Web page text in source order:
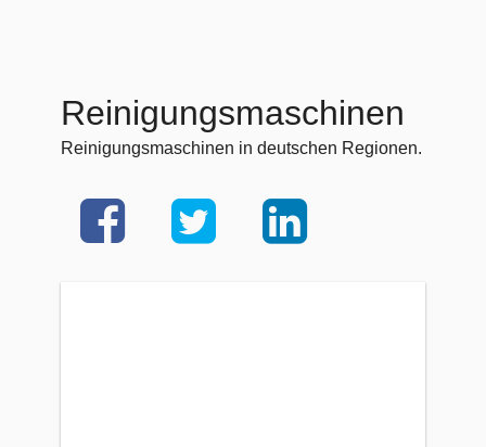
Reinigungsmaschinen
Reinigungsmaschinen in deutschen Regionen.